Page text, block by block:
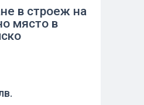
в строеж на
място в